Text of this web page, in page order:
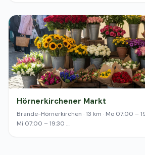
Hörnerkirchener Markt
Brande-Hörnerkirchen · 13 km · Mo 07:00 –
Mi 07:00 – 19:30 …